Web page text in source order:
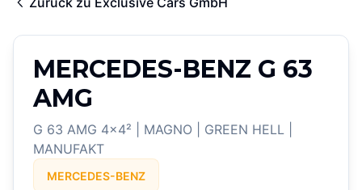
MERCEDES-BENZ G 63
AMG
G 63 AMG 4x4² | MAGNO | GREEN HELL |
MANUFAKT
MERCEDES-BENZ